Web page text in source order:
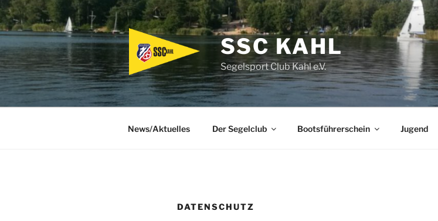
Zum
Inhalt
springen
SSC KAHL
Segelsport Club Kahl e.V.
News/Aktuelles Der Segelclub Bootsführerschein Jugend
DATENSCHUTZ